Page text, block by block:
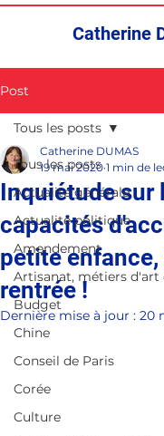
Catherine
Post
Tous les posts
Actualité générale
Actualité politique
Amendement
Artisanat, métiers d'art
Budget
Chine
Conseil de Paris
Corée
Culture
Tous les posts
Inquiétude sur
capacités
petite enfance,
rentrée !
Catherine DUMAS
19 mai 2020 1 min de
Dernière mise à jour : 20